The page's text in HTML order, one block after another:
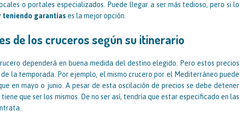
o portales especializados. Puede llegar a ser más tedioso, pero si lo
teniendo garantías es la mejor opción.
de los cruceros según su itinerario
dependerá en buena medida del destino elegido. Pero estos precios
la temporada. Por ejemplo, el mismo crucero por el Mediterráneo puede
en mayo o junio. A pesar de esta oscilación de precios se debe detener
que ser los mismos. De no ser así, tendría que estar especificado en las